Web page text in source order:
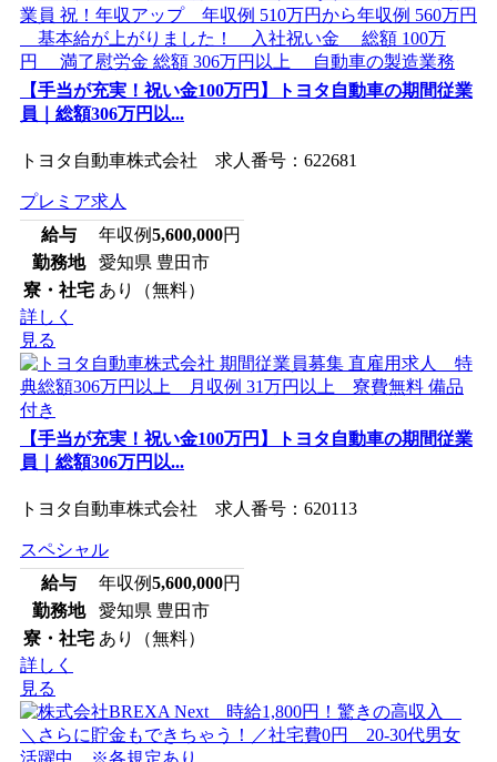
【手当が充実！祝い金100万円】トヨタ自動車の期間従業
員｜総額306万円以...
トヨタ自動車株式会社 求人番号：622681
プレミア求人
給与
年収例5,600,000円
勤務地
愛知県 豊田市
寮・社宅 あり（無料）
詳しく
見る
【手当が充実！祝い金100万円】トヨタ自動車の期間従業
員｜総額306万円以...
トヨタ自動車株式会社 求人番号：620113
スペシャル
給与
年収例5,600,000円
勤務地
愛知県 豊田市
寮・社宅 あり（無料）
詳しく
見る